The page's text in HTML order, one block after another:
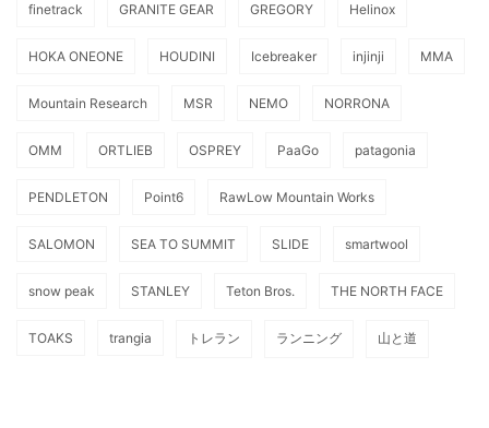
finetrack GRANITE GEAR GREGORY Helinox
HOKA ONEONE HOUDINI Icebreaker injinji MMA
Mountain Research MSR NEMO NORRONA
OMM ORTLIEB OSPREY PaaGo patagonia
PENDLETON Point6 RawLow Mountain Works
SALOMON SEA TO SUMMIT SLIDE smartwool
snow peak STANLEY Teton Bros. THE NORTH FACE
TOAKS trangia トレラン ランニング 山と道